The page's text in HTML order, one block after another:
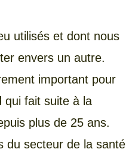
utilisés et dont nous
envers un autre.
important pour
qui fait suite à la
plus de 25 ans.
du secteur de la santé